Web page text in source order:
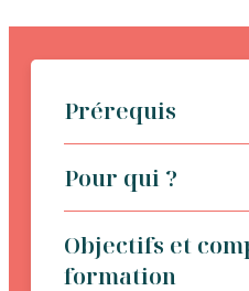
Prérequis
Pour qui ?
Objectifs et
formation